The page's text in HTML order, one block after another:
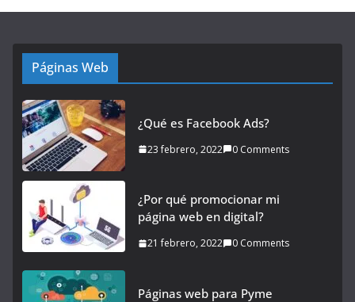
Páginas Web
¿Qué es Facebook Ads?
23 febrero, 2022 0 Comments
¿Por qué promocionar mi
página web en digital?
21 febrero, 2022 0 Comments
Páginas web para Pyme